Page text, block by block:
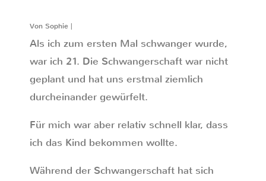
Von Sophie |
Als ich zum ersten Mal schwanger wurde,
war ich 21. Die Schwangerschaft war nicht
geplant und hat uns erstmal ziemlich
durcheinander gewürfelt.
Für mich war aber relativ schnell klar, dass
ich das Kind bekommen wollte.
Während der Schwangerschaft hat sich